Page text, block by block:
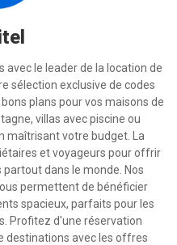
avec le leader de la location de
sélection exclusive de codes
plans pour vos maisons de
villas avec piscine ou
maîtrisant votre budget. La
et voyageurs pour offrir
dans le monde. Nos
permettent de bénéficier
spacieux, parfaits pour les
Profitez d'une réservation
destinations avec les offres